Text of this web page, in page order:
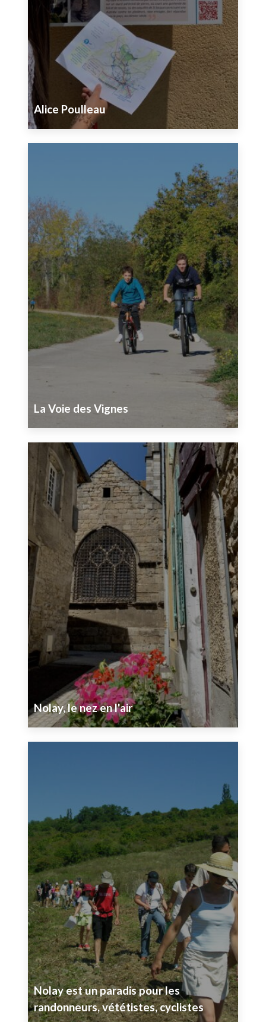
Alice Poulleau
La Voie des Vignes
Nolay, le nez en l'air
Nolay est un paradis pour les
randonneurs, vététistes, cyclistes